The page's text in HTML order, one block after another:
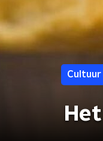
Cultuur